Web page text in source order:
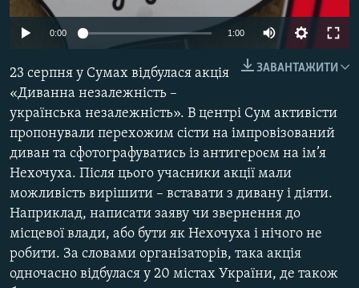
МУЛЬТИМЕДІА
ФОТО
СПЕЦПРОЄКТИ
ПОДКАСТИ
КРИМ РЕАЛІЇ
РУС
УКР
КТАТ
0:00 1:00
ЗАВАНТАЖИТИ
23 серпня у Сумах відбулася акція
«Диванна незалежність –
українська незалежність». В центрі Сум активісти
пропонували перехожим сісти на імпровізований
диван та сфотографуватись із антигероєм на ім’я
Нехочуха. Після цього учасники акції мали
можливість вирішити – вставати з дивану і діяти.
Наприклад, написати заяву чи звернення до
місцевої влади, або бути як Нехочуха і нічого не
робити. За словами організаторів, така акція
одночасно відбулася у 20 містах України, де також